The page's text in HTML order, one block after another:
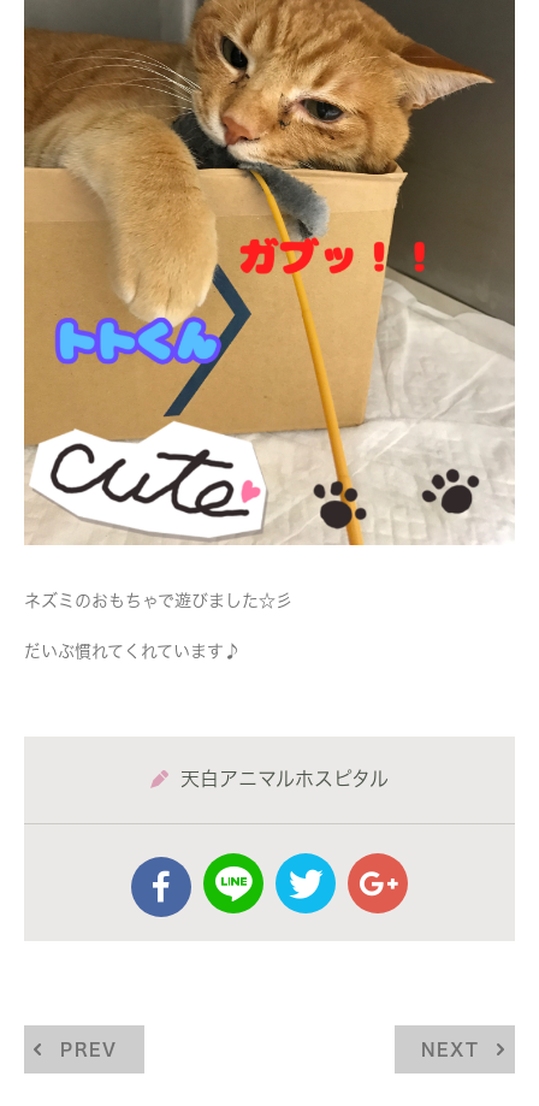
ネズミのおもちゃで遊びました☆彡
だいぶ慣れてくれています♪
天白アニマルホスピタル
PREV NEXT